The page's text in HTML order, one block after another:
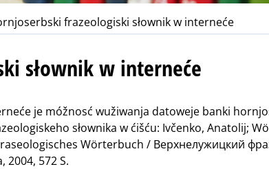
frazeologiski słownik w interneće
słownik w interneće
je móžnosć wužiwanja datoweje banki
słownika w ćišću: Ivčenko, Anatolij;
Wörterbuch / Верхнелужицкий
2004, 572 S.